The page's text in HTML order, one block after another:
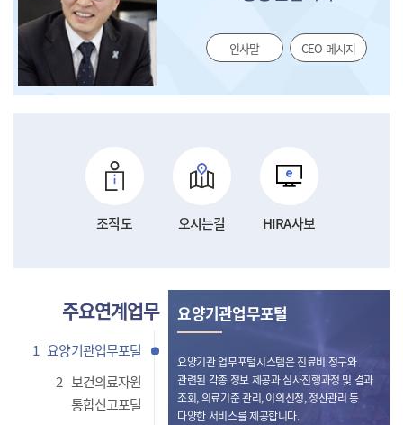
인사말 CEO 메시지
조직도 오시는길 HIRA사보
주요연계업무
1 요양기관업무포털
2 보건의료자원
통합신고포털
요양기관업무포털
요양기관 업무포털시스템은 진료비 청구와
관련된 각종 정보 제공과 심사진행과정 및 결과
조회, 의료기준 관리, 이의신청, 정산관리 등
다양한 서비스를 제공합니다.